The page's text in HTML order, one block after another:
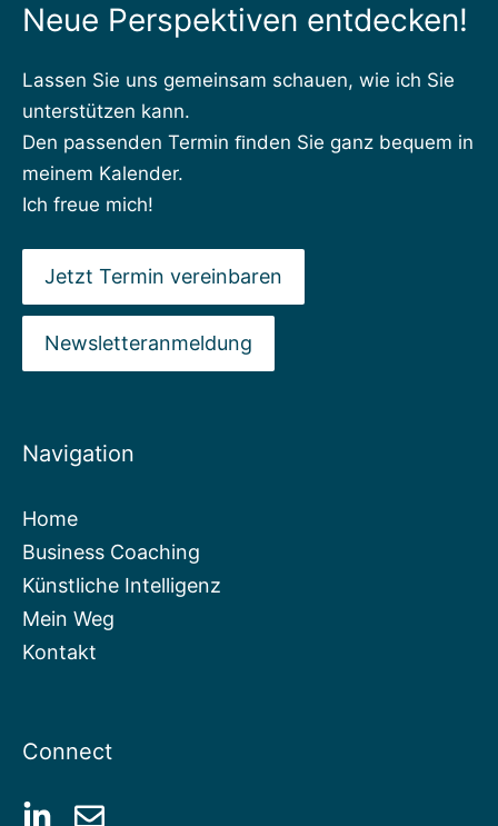
m
aNeue Perspektiven entdecken!
Lassen Sie uns gemeinsam schauen, wie ich Sie
unterstützen kann.
Den passenden Termin ﬁnden Sie ganz bequem in
meinem Kalender.
Ich freue mich!
Jetzt Termin vereinbaren
Newsletteranmeldung
Navigation
Home
Business Coaching
Künstliche Intelligenz
Mein Weg
Kontakt
Connect